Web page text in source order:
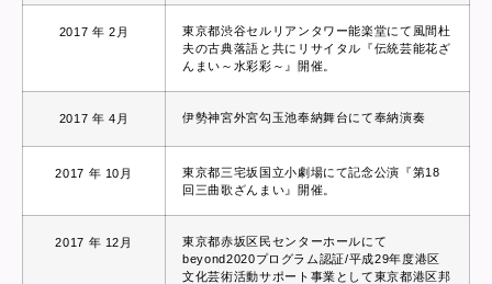
2017 年 2月
東京都渋谷セルリアンタワー能楽堂にて風間杜
夫の古典落語と共にリサイタル『伝統芸能花ざ
んまい～水彩彩～』開催。
2017 年 4月 伊勢神宮外宮勾玉池奉納舞台にて奉納演奏
2017 年 10月
東京都三宅坂国立小劇場にて記念公演『第18
回三曲歌ざんまい』開催。
2017 年 12月
東京都赤坂区民センターホールにて
beyond2020プログラム認証/平成29年度港区
文化芸術活動サポート事業として東京都港区邦